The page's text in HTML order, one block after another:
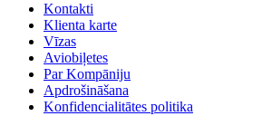
Kontakti
Klienta karte
Vīzas
Aviobiļetes
Par Kompāniju
Apdrošināšana
Konfidencialitātes politika